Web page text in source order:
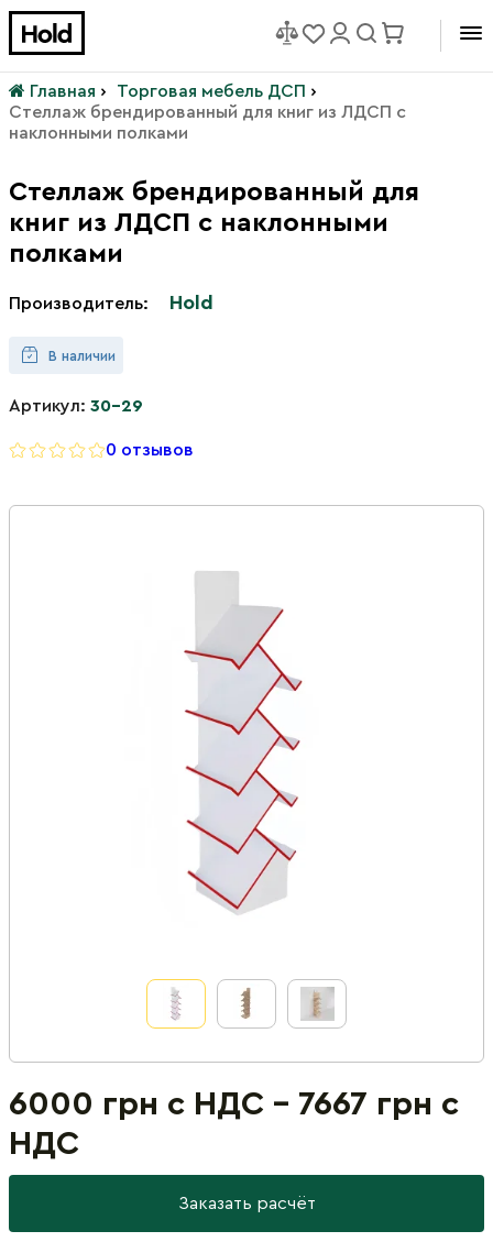
Главная › Торговая мебель ДСП ›
Стеллаж брендированный для книг из ЛДСП с
наклонными полками
Стеллаж брендированный для
книг из ЛДСП с наклонными
полками
Производитель: Hold
В наличии
Артикул: 30-29
0 отзывов
6000 грн с НДС - 7667 грн с
НДС
Заказать расчёт